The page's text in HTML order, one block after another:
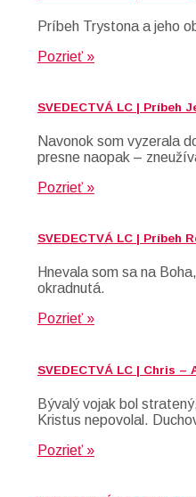
Príbeh Trystona a jeho
Pozrieť »
SVEDECTVÁ LC | Príbeh
Navonok som vyzerala
presne naopak –
Pozrieť »
SVEDECTVÁ LC | Príbeh
Hnevala som sa na
okradnutá.
Pozrieť »
SVEDECTVÁ LC | Chris –
Bývalý vojak bol
Kristus nepovolal.
Pozrieť »